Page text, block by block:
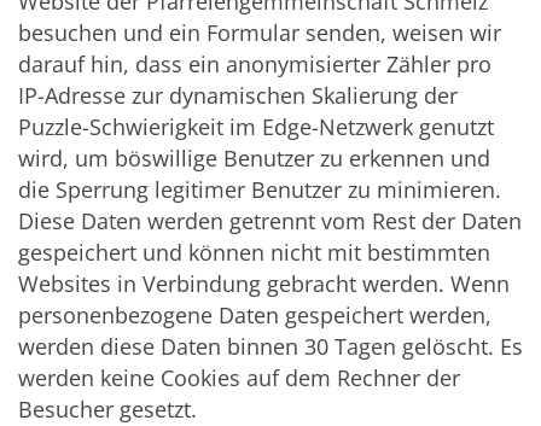
besuchen und ein Formular senden, weisen wir
darauf hin, dass ein anonymisierter Zähler pro
IP-Adresse zur dynamischen Skalierung der
Puzzle-Schwierigkeit im Edge-Netzwerk genutzt
wird, um böswillige Benutzer zu erkennen und
die Sperrung legitimer Benutzer zu minimieren.
Diese Daten werden getrennt vom Rest der Daten
gespeichert und können nicht mit bestimmten
Websites in Verbindung gebracht werden. Wenn
personenbezogene Daten gespeichert werden,
werden diese Daten binnen 30 Tagen gelöscht. Es
werden keine Cookies auf dem Rechner der
Besucher gesetzt.